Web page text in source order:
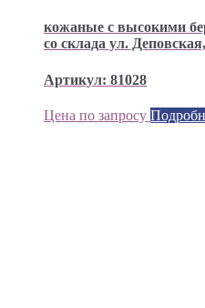
кожаные с высокими
со склада ул.
Артикул: 81028
Цена по запросу